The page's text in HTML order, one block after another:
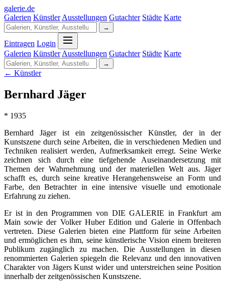
galerie.de
Galerien Künstler Ausstellungen Gutachter Städte Karte
→
Eintragen Login
Galerien Künstler Ausstellungen Gutachter Städte Karte
→
← Künstler
Bernhard Jäger
* 1935
Bernhard Jäger ist ein zeitgenössischer Künstler, der in der
Kunstszene durch seine Arbeiten, die in verschiedenen Medien und
Techniken realisiert werden, Aufmerksamkeit erregt. Seine Werke
zeichnen sich durch eine tiefgehende Auseinandersetzung mit
Themen der Wahrnehmung und der materiellen Welt aus. Jäger
schafft es, durch seine kreative Herangehensweise an Form und
Farbe, den Betrachter in eine intensive visuelle und emotionale
Erfahrung zu ziehen.
Er ist in den Programmen von DIE GALERIE in Frankfurt am
Main sowie der Volker Huber Edition und Galerie in Offenbach
vertreten. Diese Galerien bieten eine Plattform für seine Arbeiten
und ermöglichen es ihm, seine künstlerische Vision einem breiteren
Publikum zugänglich zu machen. Die Ausstellungen in diesen
renommierten Galerien spiegeln die Relevanz und den innovativen
Charakter von Jägers Kunst wider und unterstreichen seine Position
innerhalb der zeitgenössischen Kunstszene.